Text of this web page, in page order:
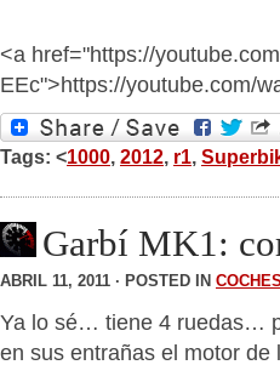
<a href="https://
EEc">https://youtube.com/
Tags: <1000, 2012, r1,
Garbí MK1:
ABRIL 11, 2011 · POSTED IN COCHES
Ya lo sé… tiene 4 ruedas…
en sus entrañas el motor de